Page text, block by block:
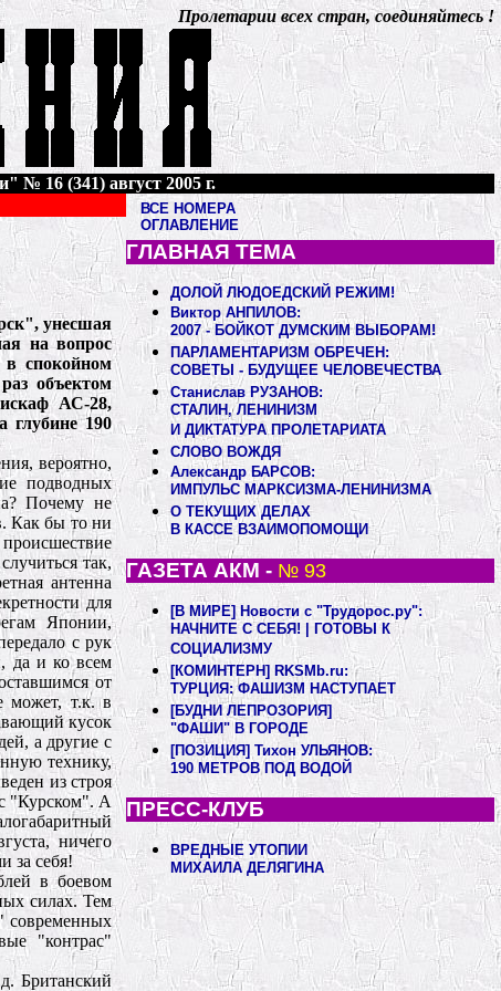
Пролетарии всех стран, соединяйтесь !
№ 16 (341) август 2005 г.
унесшая
на вопрос
в спокойном
объектом
АС-28,
глубине 190
вероятно,
подводных
Почему не
Как бы то ни
так,
антенна
для
Японии,
с рук
да и ко всем
от
может, т.к. в
кусок
а другие с
технику,
из строя
"Курском". А
ничего
за себя!
в боевом
силах. Тем
современных
"контрас"
Британский
ВСЕ НОМЕРА
ОГЛАВЛЕНИЕ
ГЛАВНАЯ ТЕМА
ДОЛОЙ ЛЮДОЕДСКИЙ РЕЖИМ!
Виктор АНПИЛОВ:
2007 - БОЙКОТ ДУМСКИМ ВЫБОРАМ!
ПАРЛАМЕНТАРИЗМ ОБРЕЧЕН:
СОВЕТЫ - БУДУЩЕЕ ЧЕЛОВЕЧЕСТВА
Станислав РУЗАНОВ:
СТАЛИН, ЛЕНИНИЗМ
И ДИКТАТУРА ПРОЛЕТАРИАТА
СЛОВО ВОЖДЯ
Александр БАРСОВ:
ИМПУЛЬС МАРКСИЗМА-ЛЕНИНИЗМА
О ТЕКУЩИХ ДЕЛАХ
В КАССЕ ВЗАИМОПОМОЩИ
ГАЗЕТА АКМ - № 93
[В МИРЕ] Новости с "Трудорос.ру":
НАЧНИТЕ С СЕБЯ! | ГОТОВЫ К
СОЦИАЛИЗМУ
[КОМИНТЕРН] RKSMb.ru:
ТУРЦИЯ: ФАШИЗМ НАСТУПАЕТ
[БУДНИ ЛЕПРОЗОРИЯ]
"ФАШИ" В ГОРОДЕ
[ПОЗИЦИЯ] Тихон УЛЬЯНОВ:
190 МЕТРОВ ПОД ВОДОЙ
ПРЕСС-КЛУБ
ВРЕДНЫЕ УТОПИИ
МИХАИЛА ДЕЛЯГИНА